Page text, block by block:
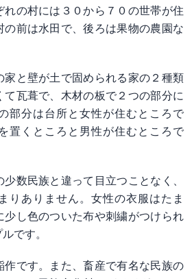
の村には３０から７０の世帯が住
の前は水田で、後ろは果物の農園な
家と壁が土で固められる家の２種類
て瓦葺で、木材の板で２つの部分に
部分は台所と女性が住むところで
置くところと男性が住むところで
数民族と違って目立つことなく、
りありません。女性の衣服はたま
少し色のついた布や刺繍がつけられ
です。
作です。また、畜産で有名な民族の